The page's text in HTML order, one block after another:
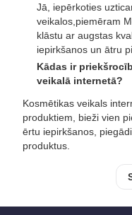
Jā, iepērkoties
veikalos,piemēram
klāstu ar augstas
iepirkšanos un ātru
Kādas ir
veikalā internetā?
Kosmētikas veikals
produktiem, bieži vien
ērtu iepirkšanos,
produktus.